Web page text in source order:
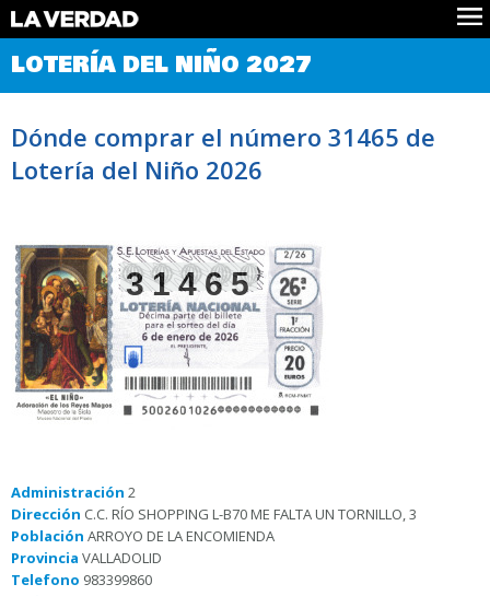
Comprobar Loteria del Niño
Premios
Noticias
Datos
LOTERÍA DEL NIÑO 2027
Dónde comprar el número 31465 de
Lotería del Niño 2026
31465
Administración 2
Dirección C.C. RÍO SHOPPING L-B70 ME FALTA UN TORNILLO, 3
Población ARROYO DE LA ENCOMIENDA
Provincia VALLADOLID
Telefono 983399860